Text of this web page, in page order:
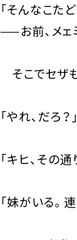
「そんなこた
——お前、メェ
そこでセザ
「やれ、だろ？」
「キヒ、その
「妹がいる。